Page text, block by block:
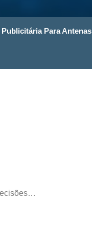
Publicitária Para Antenas